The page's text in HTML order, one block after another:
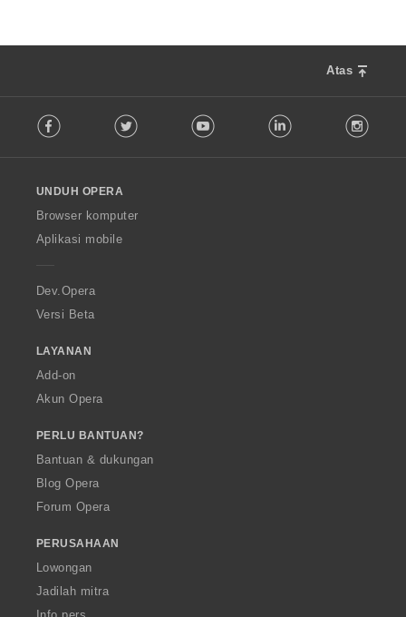
Atas
o
w
O
p
a
Facebook Twitter Youtube LinkedIn
UNDUH OPERA
Browser komputer
Aplikasi mobile
Dev.Opera
Versi Beta
LAYANAN
Add-on
Akun Opera
PERLU BANTUAN?
Bantuan & dukungan
Blog Opera
Forum Opera
PERUSAHAAN
Lowongan
Jadilah mitra